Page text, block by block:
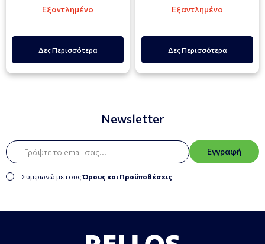
Εξαντλημένο
Δες Περισσότερα
Εξαντλημένο
Δες Περισσότερα
Newsletter
Εγγραφή
Συμφωνώ με τουςΌρους και Προϋποθέσεις